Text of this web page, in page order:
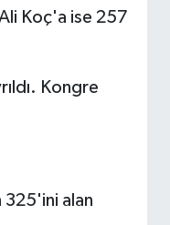
Koç'a ise 257
Kongre
325'ini alan